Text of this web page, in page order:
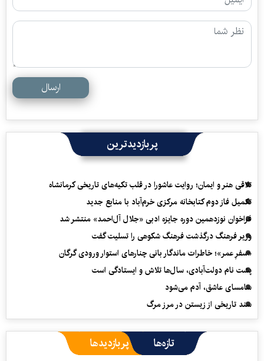
ارسال
پربازدیدترین
تلاقی هنر و ایمان؛ روایت عاشورا در قلب تکیه‌های تاریخی کرمانشاه
تکمیل فاز دوم کتابخانه مرکزی خرم‌آباد با منابع جدید
فراخوان نوزدهمین دوره جایزه ادبی «جلال آل‌احمد» منتشر شد
وزیر فرهنگ درگذشت فرهنگ شکوهی را تسلیت گفت
«سفرِ عمر»؛ خاطرات ماندگار بانی چنارهای استوار ورودی گرگان
پشت نام دولت‌آبادی، سال‌ها تلاش و ایستادگی است
سامسای عاشق، آدم می‌شود
سند تاریخی از زیستن در مرز مرگ
تازه‌ها پربازدیدها